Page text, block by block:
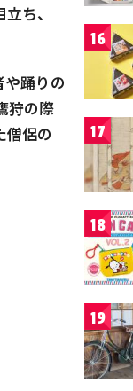
ち、
踊りの
狩の際
僧侶の
16
17
18
19